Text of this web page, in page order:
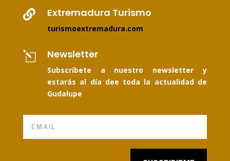
 Extremadura Turismo
turismoextremadura.com
l Newsletter
Subscríbete a nuestro newsletter y
estarás al día dee toda la actualidad de
Gudalupe